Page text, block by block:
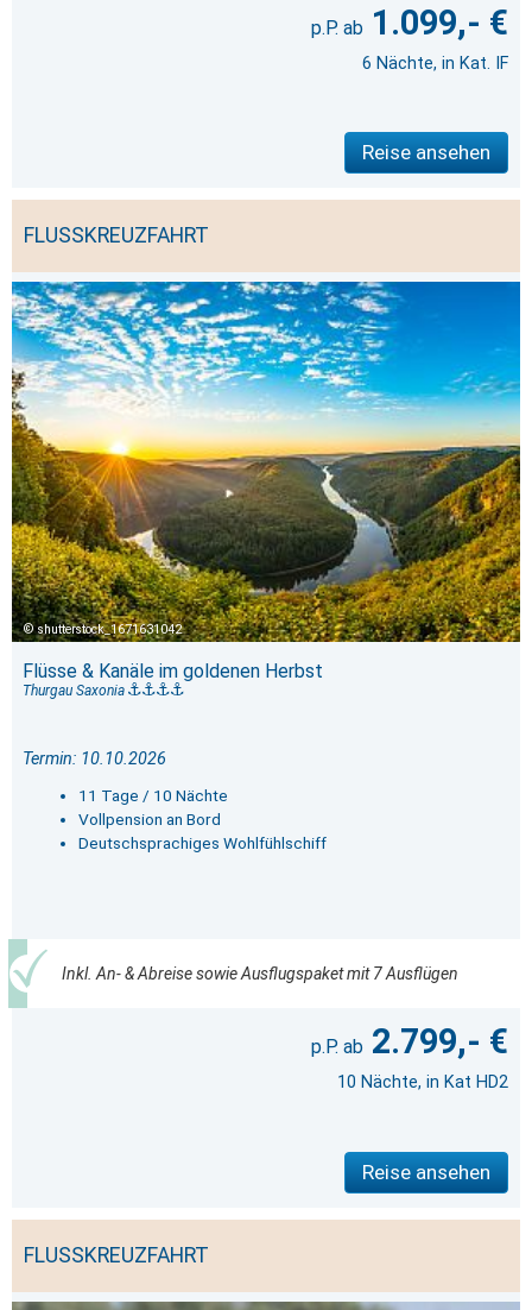
1.099,- €
6 Nächte, in Kat. IF
Reise ansehen
FLUSSKREUZFAHRT
shutterstock_1671631042
Flüsse & Kanäle im goldenen Herbst
Thurgau Saxonia
Termin: 10.10.2026
11 Tage / 10 Nächte
Vollpension an Bord
Deutschsprachiges Wohlfühlschiff
Inkl. An- & Abreise sowie Ausflugspaket mit 7 Ausflügen
2.799,- €
10 Nächte, in Kat HD2
Reise ansehen
FLUSSKREUZFAHRT